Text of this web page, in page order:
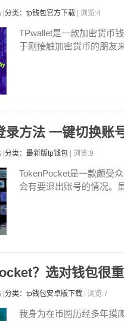
分类：tp钱包官方下载 | 浏览:4
TPwallet是一款加密货币
于刚接触加密货币的朋友
方法 一键切换账
分类：最新版tp钱包 | 浏览:9
TokenPocket是一款颇受
会有要退出账号的情况。
？选对钱包很
分类：tp钱包安卓版下载 | 浏览:7
我身为在币圈历经多年摸